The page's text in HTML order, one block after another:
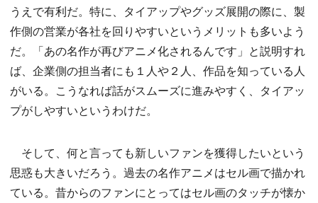
うえで有利だ。特に、タイアップやグッズ展開の際に、製
作側の営業が各社を回りやすいというメリットも多いよう
だ。「あの名作が再びアニメ化されるんです」と説明すれ
ば、企業側の担当者にも１人や２人、作品を知っている人
がいる。こうなれば話がスムーズに進みやすく、タイアッ
プがしやすいというわけだ。
そして、何と言っても新しいファンを獲得したいという
思惑も大きいだろう。過去の名作アニメはセル画で描かれ
ている。昔からのファンにとってはセル画のタッチが懐か